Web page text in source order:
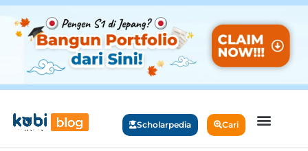
Scholarpedia Cari